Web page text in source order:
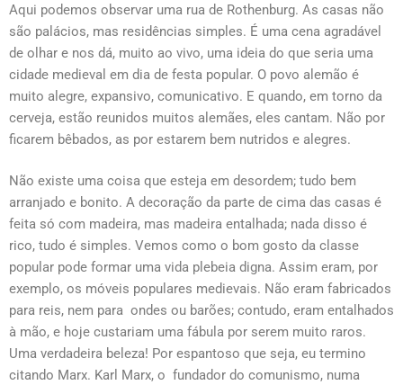
Aqui podemos observar uma rua de Rothenburg. As casas não
são palácios, mas residências simples. É uma cena agradável
de olhar e nos dá, muito ao vivo, uma ideia do que seria uma
cidade medieval em dia de festa popular. O povo alemão é
muito alegre, expansivo, comunicativo. E quando, em torno da
cerveja, estão reunidos muitos alemães, eles cantam. Não por
ficarem bêbados, as por estarem bem nutridos e alegres.
Não existe uma coisa que esteja em desordem; tudo bem
arranjado e bonito. A decoração da parte de cima das casas é
feita só com madeira, mas madeira entalhada; nada disso é
rico, tudo é simples. Vemos como o bom gosto da classe
popular pode formar uma vida plebeia digna. Assim eram, por
exemplo, os móveis populares medievais. Não eram fabricados
para reis, nem para ondes ou barões; contudo, eram entalhados
à mão, e hoje custariam uma fábula por serem muito raros.
Uma verdadeira beleza! Por espantoso que seja, eu termino
citando Marx. Karl Marx, o fundador do comunismo, numa